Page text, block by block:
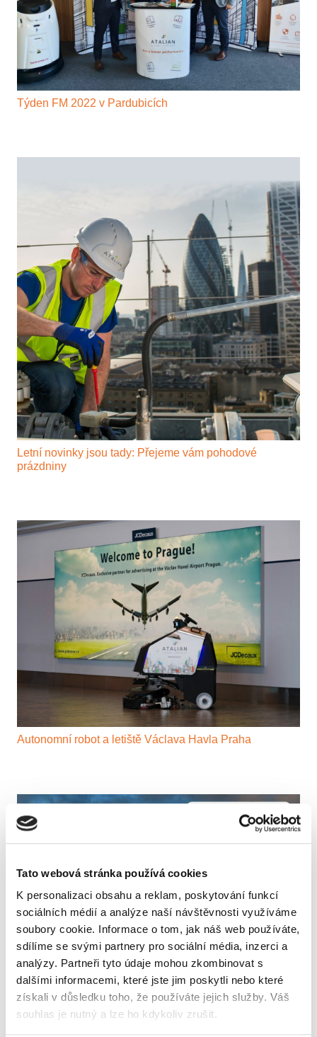
Tato webová stránka používá cookies
K personalizaci obsahu a reklam, poskytování funkcí
sociálních médií a analýze naší návštěvnosti využíváme
soubory cookie. Informace o tom, jak náš web používáte,
sdílíme se svými partnery pro sociální média, inzerci a
analýzy. Partneři tyto údaje mohou zkombinovat s
dalšími informacemi, které jste jim poskytli nebo které
získali v důsledku toho, že používáte jejich služby. Váš
souhlas je nutný a lze ho kdykoliv zrušit.
Týden FM 2022 v Pardubicích
Letní novinky jsou tady: Přejeme vám pohodové
prázdniny
Autonomní robot a letiště Václava Havla Praha
Významné partnerství se Schneider Electric